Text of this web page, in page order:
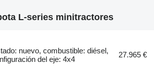
L-series minitractores
nuevo, combustible: diésel,
del eje: 4x4
27.965 €